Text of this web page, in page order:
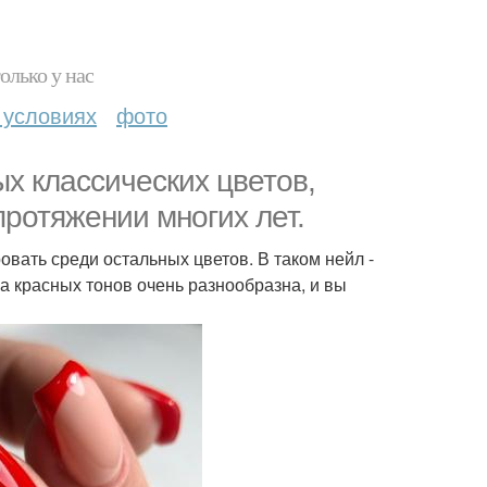
у нас
фото
классических цветов,
многих лет.
среди остальных цветов. В таком нейл -
красных тонов очень разнообразна, и вы